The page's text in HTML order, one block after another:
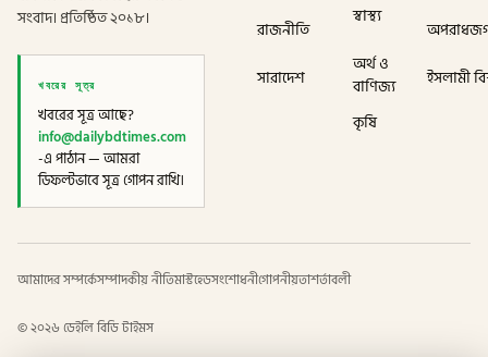
সংবাদ। প্রতিষ্ঠিত ২০১৮।
খবরের সূত্র
খবরের সূত্র আছে?
info@dailybdtimes.com
-এ পাঠান — আমরা
ডিফল্টভাবে সূত্র গোপন রাখি।
রাজনীতি
সারাদেশ
স্বাস্থ্য
অর্থ ও
বাণিজ্য
কৃষি
ইসলামী
আমাদের সম্পর্কেসম্পাদকীয় নীতিমাস্টহেডসংশোধনীগোপনীয়তাশর্তাবলী
©২০২৬ডেইলি বিডি টাইমস